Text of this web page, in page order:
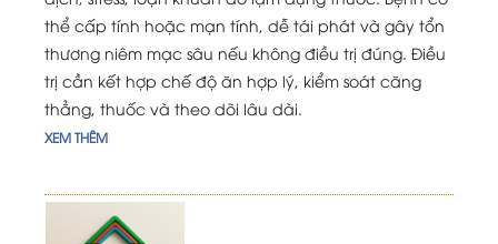
thể cấp tính hoặc mạn tính, dễ tái phát và gây tổn
thương niêm mạc sâu nếu không điều trị đúng. Điều
trị cần kết hợp chế độ ăn hợp lý, kiểm soát căng
thẳng, thuốc và theo dõi lâu dài.
XEM THÊM